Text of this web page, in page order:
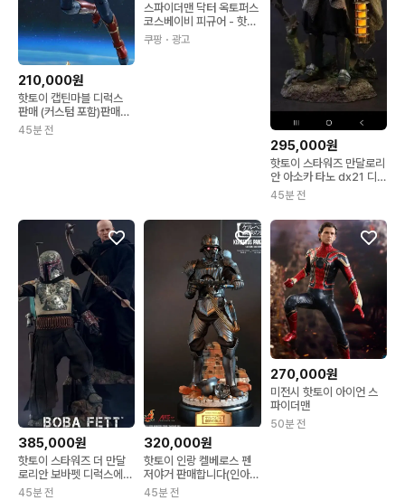
210,000원
핫토이 캡틴마블 디럭스
판매 (커스텀 포함)판매합
니다
45분 전
스파이더맨 닥터 옥토퍼스
코스베이비 피규어 - 핫토
이
쿠팡 ・광고
295,000원
핫토이 스타워즈 만달로리
안 아소카 타노 dx21 디럭
스 버전 판매
45분 전
385,000원
핫토이 스타워즈 더 만달
로리안 보바펫 디럭스에디
션 합본 판매
45분 전
320,000원
핫토이 인랑 켈베로스 펜
저야거 판매합니다(인아트
블리츠웨이 x)
45분 전
270,000원
미전시 핫토이 아이언 스
파이더맨
50분 전